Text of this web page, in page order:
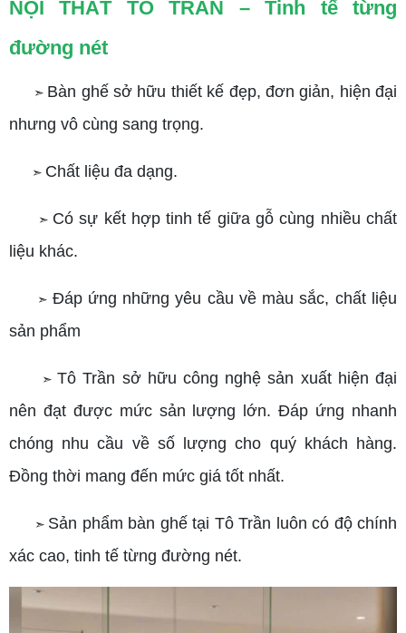
NỘI THẤT TÔ TRẦN – Tinh tế từng
đường nét
➣ Bàn ghế sở hữu thiết kế đẹp, đơn giản, hiện đại
nhưng vô cùng sang trọng.
➣ Chất liệu đa dạng.
➣ Có sự kết hợp tinh tế giữa gỗ cùng nhiều chất
liệu khác.
➣ Đáp ứng những yêu cầu về màu sắc, chất liệu
sản phẩm
➣Tô Trần sở hữu công nghệ sản xuất hiện đại
nên đạt được mức sản lượng lớn. Đáp ứng nhanh
chóng nhu cầu về số lượng cho quý khách hàng.
Đồng thời mang đến mức giá tốt nhất.
➣ Sản phẩm bàn ghế tại Tô Trần luôn có độ chính
xác cao, tinh tế từng đường nét.